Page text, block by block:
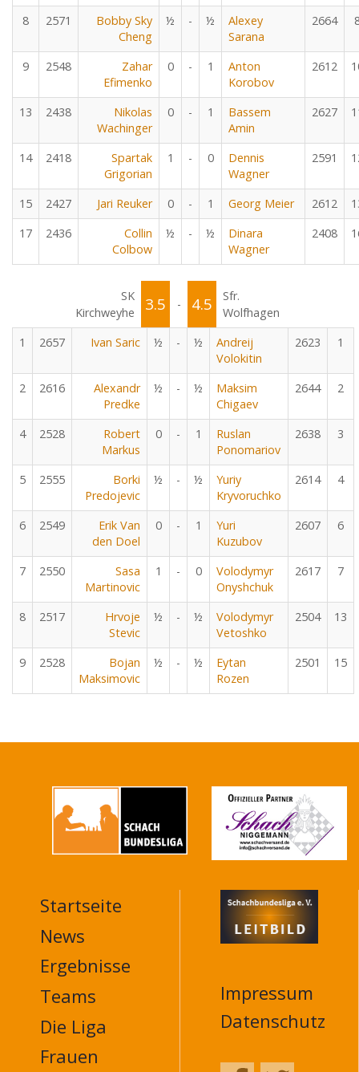
8 2571
Bobby Sky
Cheng
½ - ½
Alexey
Sarana
2664
9 2548
Zahar
Efimenko
0 - 1
Anton
Korobov
2612
13 2438
Nikolas
Wachinger
0 - 1
Bassem
Amin
2627
14 2418
Spartak
Grigorian
1 - 0
Dennis
Wagner
2591
15 2427 Jari Reuker 0 - 1 Georg Meier 2612
17
2436
Collin
Colbow
½ - ½
Dinara
Wagner
2408
SK
Kirchweyhe
3.5 - 4.5
Sfr.
Wolfhagen
1
2657 Ivan Saric ½ - ½
Andreij
Volokitin
2623 1
2 2616
Alexandr
Predke
½ - ½
Maksim
Chigaev
2644 2
4 2528
Robert
Markus
0 - 1
Ruslan
Ponomariov
2638 3
5 2555
Borki
Predojevic
½ - ½
Yuriy
Kryvoruchko
2614 4
6 2549
Erik Van
den Doel
0 - 1
Yuri
Kuzubov
2607 6
7 2550
Sasa
Martinovic
1 - 0
Volodymyr
Onyshchuk
2617 7
8 2517
Hrvoje
Stevic
½ - ½
Volodymyr
Vetoshko
2504 13
9 2528
Bojan
Maksimovic
½ - ½
Eytan
Rozen
2501 15
MAIN
NAVIGATION
FOOTER
Startseite
News
Ergebnisse
Teams
Die Liga
Frauen
Impressum
Datenschutz